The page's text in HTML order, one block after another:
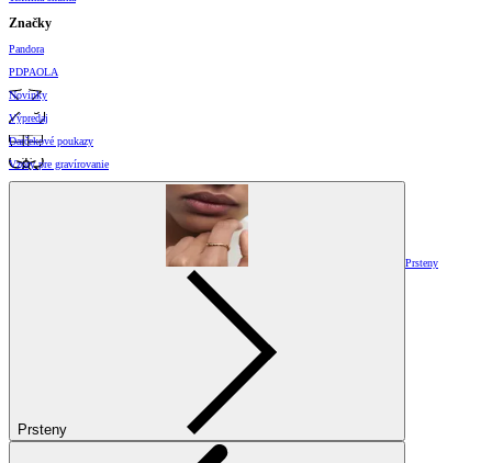
Značky
Pandora
PDPAOLA
Novinky
Výpredaj
Darčekové poukazy
Vzory pre gravírovanie
Prsteny
Prsteny